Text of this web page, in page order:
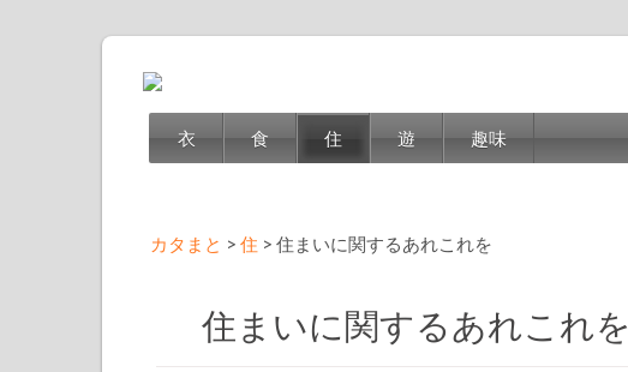
衣 食 住 遊 趣味
カタまと > 住 > 住まいに関するあれこれを
住まいに関するあれこれを